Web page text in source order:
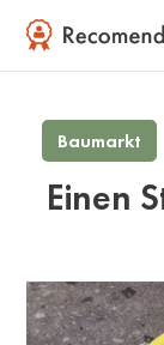
Baumarkt
Einen